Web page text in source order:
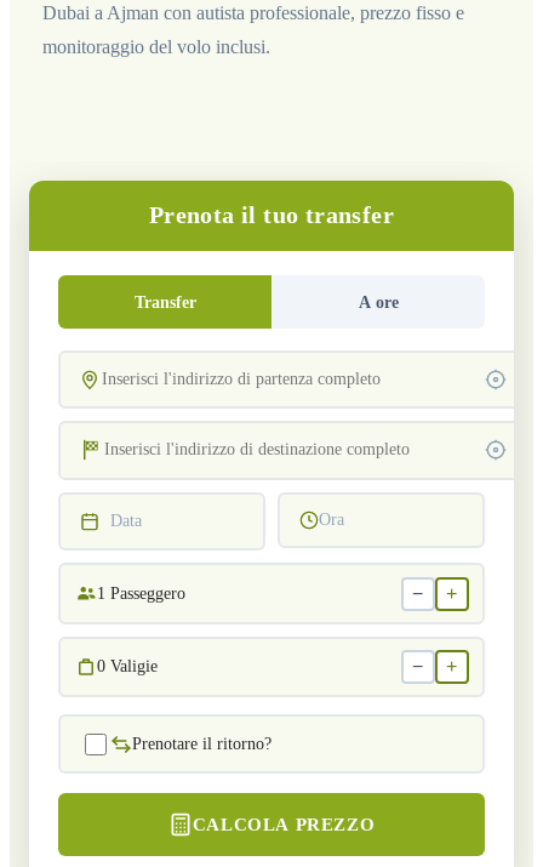
Dubai a Ajman con autista professionale, prezzo fisso e
monitoraggio del volo inclusi.
Prenota il tuo transfer
Transfer A ore
Data Ora
1 Passeggero − +
0 Valigie − +
Prenotare il ritorno?
CALCOLA PREZZO